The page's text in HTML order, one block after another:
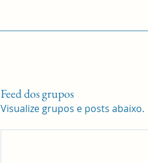
Feed dos grupos
Visualize grupos e posts abaixo.